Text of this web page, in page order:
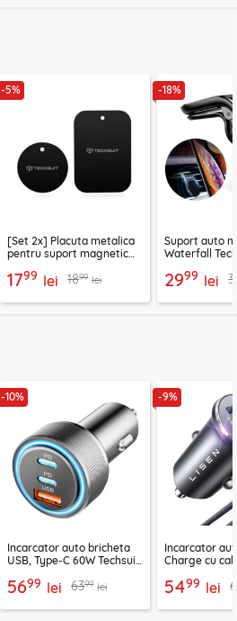
-5%
[Set 2x] Placuta metalica
pentru suport magnetic
negru
1799 lei 1899 lei
-18%
Suport auto
Waterfall
2999 lei
-10%
Incarcator auto bricheta
USB, Type-C 60W Techsuit
5699 lei 6399 lei
-9%
Incarcator
Charge cu
5499 lei